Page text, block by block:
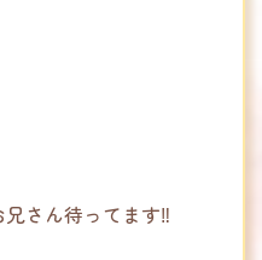
さん待ってます‼️